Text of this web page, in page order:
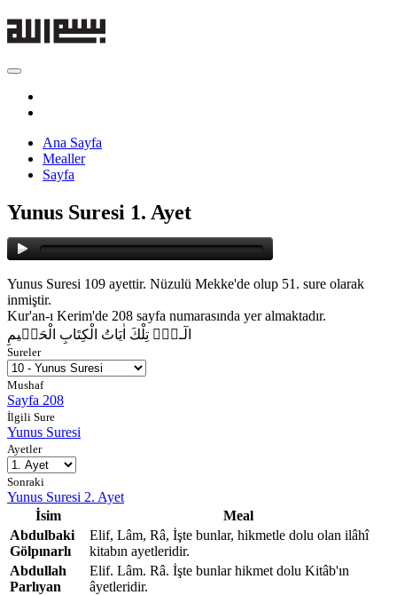
Ana Sayfa
Mealler
Sayfa
Yunus Suresi 1. Ayet
Yunus Suresi 109 ayettir. Nüzulü Mekke'de olup 51. sure olarak
inmiştir.
Kur'an-ı Kerim'de 208 sayfa numarasında yer almaktadır.
الٓـرٰ۠ تِلْكَ اٰيَاتُ الْكِتَابِ الْحَك۪يمِ
Sureler
Mushaf
Sayfa 208
İlgili Sure
Yunus Suresi
Ayetler
Sonraki
Yunus Suresi 2. Ayet
İsim
Meal
Abdulbaki
Gölpınarlı
Elif, Lâm, Râ, İşte bunlar, hikmetle dolu olan ilâhî
kitabın ayetleridir.
Abdullah
Parlıyan
Elif. Lâm. Râ. İşte bunlar hikmet dolu Kitâb'ın
âyetleridir.